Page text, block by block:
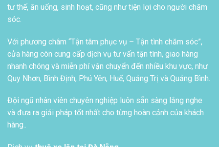
tư thế, ăn uống, sinh hoạt, cũng như tiện lợi cho người chăm
sóc.
Với phương châm “Tận tâm phục vụ – Tận tình chăm sóc”,
cửa hàng còn cung cấp dịch vụ tư vấn tận tình, giao hàng
nhanh chóng và miễn phí vận chuyển đến nhiều khu vực, như
Quy Nhơn, Bình Định, Phú Yên, Huế, Quảng Trị và Quảng Bình.
Đội ngũ nhân viên chuyên nghiệp luôn sẵn sàng lắng nghe
và đưa ra giải pháp tốt nhất cho từng hoàn cảnh của khách
hàng..